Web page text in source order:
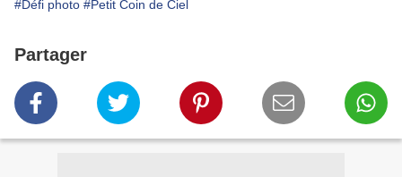
#Défi photo #Petit Coin de Ciel
Partager